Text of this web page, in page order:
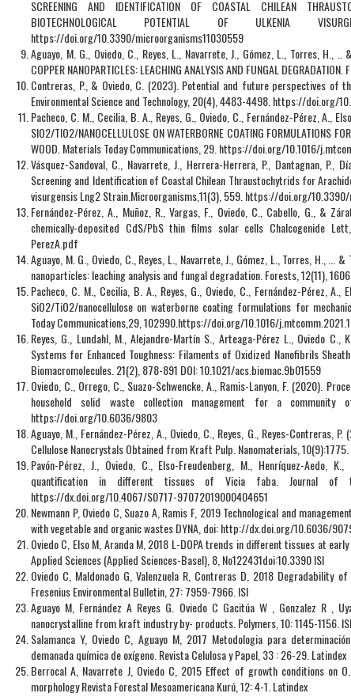
SCREENING AND IDENTIFICATION OF COASTAL CHILEAN
BIOTECHNOLOGICAL POTENTIAL OF ULKENIA
https://doi.org/10.3390/microorganisms11030559
Aguayo, M. G., Oviedo, C., Reyes, L., Navarrete, J., Gómez, L., Torres, H., ..
COPPER NANOPARTICLES: LEACHING ANALYSIS AND FUNGAL
Contreras, P., & Oviedo, C. (2023). Potential and future perspectives of
Environmental Science and Technology, 20(4), 4483-4498. https://doi.org/
Pacheco, C. M., Cecilia, B. A., Reyes, G., Oviedo, C., Fernández-Pérez, A.,
SIO2/TIO2/NANOCELLULOSE ON WATERBORNE COATING FORMULATIONS
WOOD. Materials Today Communications, 29. https://doi.org/10.1016/
Vásquez-Sandoval, C., Navarrete, J., Herrera-Herrera, P., Dantagnan, P.,
Screening and Identification of Coastal Chilean Thraustochytrids for
visurgensis Lng2 Strain.Microorganisms,11(3), 559. https://doi.org/
Fernández-Pérez, A., Muñoz, R., Vargas, F., Oviedo, C., Cabello, G., &
chemically-deposited CdS/PbS thin films solar cells Chalcogenide
PerezA.pdf
Aguayo, M. G., Oviedo, C., Reyes, L., Navarrete, J., Gómez, L., Torres, H.,
nanoparticles: leaching analysis and fungal degradation. Forests, 12(11),
Pacheco, C. M., Cecilia, B. A., Reyes, G., Oviedo, C., Fernández-Pérez,
SiO2/TiO2/nanocellulose on waterborne coating formulations for
Today Communications,29, 102990.https://doi.org/10.1016/
Reyes, G., Lundahl, M., Alejandro-Martín S., Arteaga-Pérez L., Oviedo
Systems for Enhanced Toughness: Filaments of Oxidized Nanofibrils
Biomacromolecules. 21(2), 878-891 DOI: 10.1021/acs.biomac.9b01559
Oviedo, C., Orrego, C., Suazo-Schwencke, A., Ramis-Lanyon, F. (2020).
household solid waste collection management for a
https://doi.org/10.6036/9803
Aguayo, M., Fernández-Pérez, A., Oviedo, C., Reyes, G., Reyes-
Cellulose Nanocrystals Obtained from Kraft Pulp. Nanomaterials,
Pavón-Pérez, J., Oviedo, C., Elso-Freudenberg, M., Henríquez-Aedo,
quantification in different tissues of Vicia faba. Journal of
https://dx.doi.org/10.4067/S0717-97072019000404651
Newmann P, Oviedo C, Suazo A, Ramis F, 2019 Technological and
with vegetable and organic wastes DYNA, doi: http://dx.doi.org/10.6036/
Oviedo C, Elso M, Aranda M, 2018 L-DOPA trends in different tissues at
Applied Sciences (Applied Sciences-Basel), 8, No122431doi:10.3390 ISI
Oviedo C, Maldonado G, Valenzuela R, Contreras D, 2018 Degradability
Fresenius Environmental Bulletin, 27: 7959-7966. ISI
Aguayo M, Fernández A Reyes G. Oviedo C Gacitúa W , Gonzalez R ,
nanocrystalline from kraft industry by- products. Polymers, 10: 1145-1156. ISI
Salamanca Y, Oviedo C, Aguayo M, 2017 Metodologia para
demanada química de oxígeno. Revista Celulosa y Papel, 33 : 26-29. Latindex
Berrocal A, Navarrete J, Oviedo C, 2015 Effect of growth conditions on
morphology Revista Forestal Mesoamericana Kurú, 12: 4-1. Latindex